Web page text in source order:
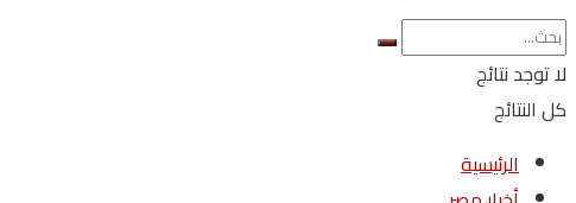
لا توجد نتائج
كل النتائج
الرئيسية